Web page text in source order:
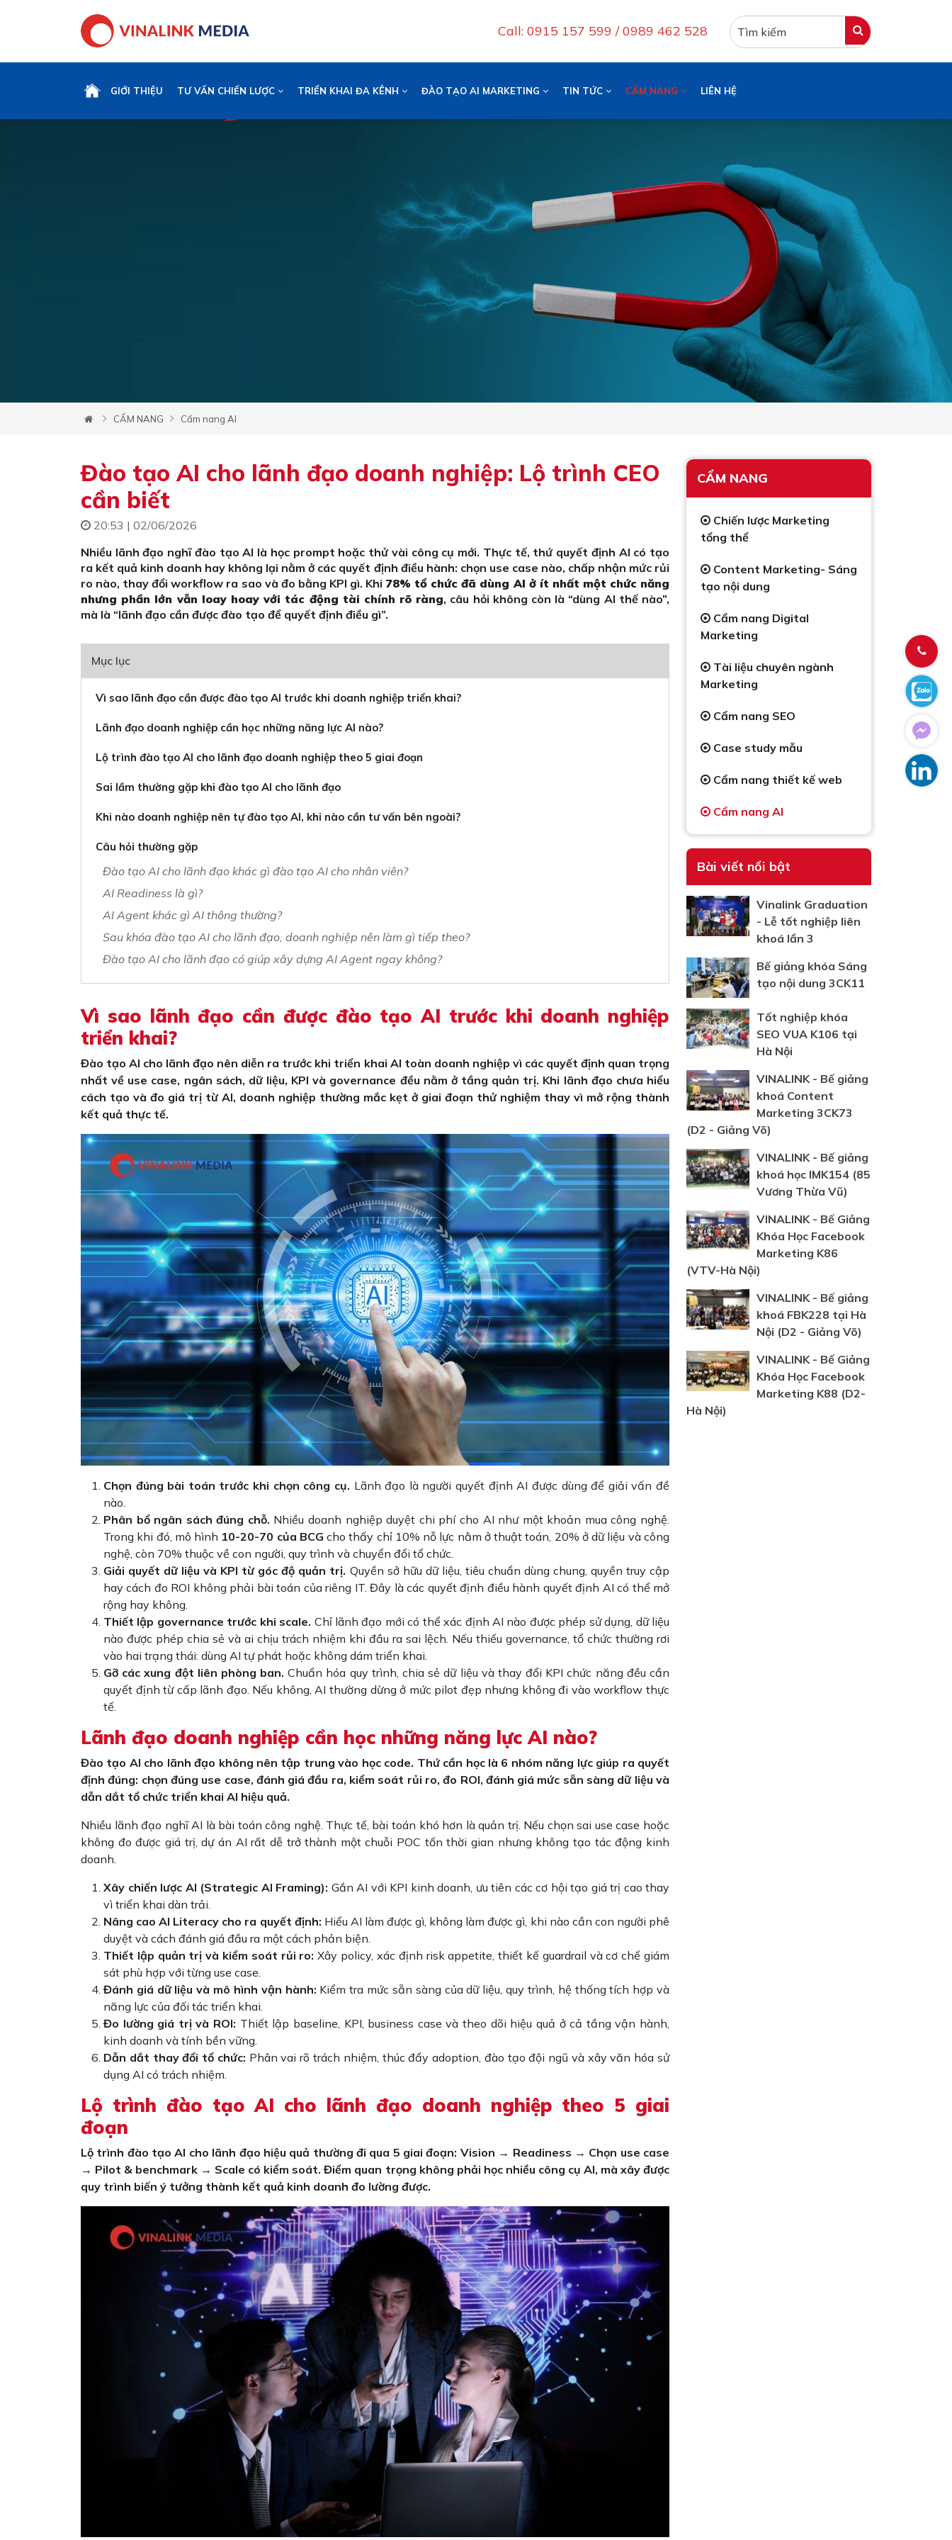
Call: 0915 157 599 / 0989 462 528
GIỚI THIỆU TƯ VẤN CHIẾN LƯỢC TRIỂN KHAI ĐA KÊNH ĐÀO TẠO AI MARKETING TIN TỨC CẨM NANG LIÊN HỆ
CẨM NANG Cẩm nang AI
Đào tạo AI cho lãnh đạo doanh nghiệp: Lộ trình CEO
cần biết
20:53 | 02/06/2026
Nhiều lãnh đạo nghĩ đào tạo AI là học prompt hoặc thử vài công cụ mới. Thực tế, thứ quyết định AI có tạo
ra kết quả kinh doanh hay không lại nằm ở các quyết định điều hành: chọn use case nào, chấp nhận mức rủi
ro nào, thay đổi workflow ra sao và đo bằng KPI gì. Khi 78% tổ chức đã dùng AI ở ít nhất một chức năng
nhưng phần lớn vẫn loay hoay với tác động tài chính rõ ràng, câu hỏi không còn là “dùng AI thế nào”,
mà là “lãnh đạo cần được đào tạo để quyết định điều gì”.
Mục lục
Vì sao lãnh đạo cần được đào tạo AI trước khi doanh nghiệp triển khai?
Lãnh đạo doanh nghiệp cần học những năng lực AI nào?
Lộ trình đào tạo AI cho lãnh đạo doanh nghiệp theo 5 giai đoạn
Sai lầm thường gặp khi đào tạo AI cho lãnh đạo
Khi nào doanh nghiệp nên tự đào tạo AI, khi nào cần tư vấn bên ngoài?
Câu hỏi thường gặp
Đào tạo AI cho lãnh đạo khác gì đào tạo AI cho nhân viên?
AI Readiness là gì?
AI Agent khác gì AI thông thường?
Sau khóa đào tạo AI cho lãnh đạo, doanh nghiệp nên làm gì tiếp theo?
Đào tạo AI cho lãnh đạo có giúp xây dựng AI Agent ngay không?
Vì sao lãnh đạo cần được đào tạo AI trước khi doanh nghiệp
triển khai?
Đào tạo AI cho lãnh đạo nên diễn ra trước khi triển khai AI toàn doanh nghiệp vì các quyết định quan trọng
nhất về use case, ngân sách, dữ liệu, KPI và governance đều nằm ở tầng quản trị. Khi lãnh đạo chưa hiểu
cách tạo và đo giá trị từ AI, doanh nghiệp thường mắc kẹt ở giai đoạn thử nghiệm thay vì mở rộng thành
kết quả thực tế.
Chọn đúng bài toán trước khi chọn công cụ. Lãnh đạo là người quyết định AI được dùng để giải vấn đề
nào.
Phân bổ ngân sách đúng chỗ. Nhiều doanh nghiệp duyệt chi phí cho AI như một khoản mua công nghệ.
Trong khi đó, mô hình 10-20-70 của BCG cho thấy chỉ 10% nỗ lực nằm ở thuật toán, 20% ở dữ liệu và công
nghệ, còn 70% thuộc về con người, quy trình và chuyển đổi tổ chức.
Giải quyết dữ liệu và KPI từ góc độ quản trị. Quyền sở hữu dữ liệu, tiêu chuẩn dùng chung, quyền truy cập
hay cách đo ROI không phải bài toán của riêng IT. Đây là các quyết định điều hành quyết định AI có thể mở
rộng hay không.
Thiết lập governance trước khi scale. Chỉ lãnh đạo mới có thể xác định AI nào được phép sử dụng, dữ liệu
nào được phép chia sẻ và ai chịu trách nhiệm khi đầu ra sai lệch. Nếu thiếu governance, tổ chức thường rơi
vào hai trạng thái: dùng AI tự phát hoặc không dám triển khai.
Gỡ các xung đột liên phòng ban. Chuẩn hóa quy trình, chia sẻ dữ liệu và thay đổi KPI chức năng đều cần
quyết định từ cấp lãnh đạo. Nếu không, AI thường dừng ở mức pilot đẹp nhưng không đi vào workflow thực
tế.
Lãnh đạo doanh nghiệp cần học những năng lực AI nào?
Đào tạo AI cho lãnh đạo không nên tập trung vào học code. Thứ cần học là 6 nhóm năng lực giúp ra quyết
định đúng: chọn đúng use case, đánh giá đầu ra, kiểm soát rủi ro, đo ROI, đánh giá mức sẵn sàng dữ liệu và
dẫn dắt tổ chức triển khai AI hiệu quả.
Nhiều lãnh đạo nghĩ AI là bài toán công nghệ. Thực tế, bài toán khó hơn là quản trị. Nếu chọn sai use case hoặc
không đo được giá trị, dự án AI rất dễ trở thành một chuỗi POC tốn thời gian nhưng không tạo tác động kinh
doanh.
Xây chiến lược AI (Strategic AI Framing): Gắn AI với KPI kinh doanh, ưu tiên các cơ hội tạo giá trị cao thay
vì triển khai dàn trải.
Nâng cao AI Literacy cho ra quyết định: Hiểu AI làm được gì, không làm được gì, khi nào cần con người phê
duyệt và cách đánh giá đầu ra một cách phản biện.
Thiết lập quản trị và kiểm soát rủi ro: Xây policy, xác định risk appetite, thiết kế guardrail và cơ chế giám
sát phù hợp với từng use case.
Đánh giá dữ liệu và mô hình vận hành: Kiểm tra mức sẵn sàng của dữ liệu, quy trình, hệ thống tích hợp và
năng lực của đối tác triển khai.
Đo lường giá trị và ROI: Thiết lập baseline, KPI, business case và theo dõi hiệu quả ở cả tầng vận hành,
kinh doanh và tính bền vững.
Dẫn dắt thay đổi tổ chức: Phân vai rõ trách nhiệm, thúc đẩy adoption, đào tạo đội ngũ và xây văn hóa sử
dụng AI có trách nhiệm.
Lộ trình đào tạo AI cho lãnh đạo doanh nghiệp theo 5 giai
đoạn
Lộ trình đào tạo AI cho lãnh đạo hiệu quả thường đi qua 5 giai đoạn: Vision → Readiness → Chọn use case
→ Pilot & benchmark → Scale có kiểm soát. Điểm quan trọng không phải học nhiều công cụ AI, mà xây được
quy trình biến ý tưởng thành kết quả kinh doanh đo lường được.
CẨM NANG
Chiến lược Marketing
tổng thể
Content Marketing- Sáng
tạo nội dung
Cẩm nang Digital
Marketing
Tài liệu chuyên ngành
Marketing
Cẩm nang SEO
Case study mẫu
Cẩm nang thiết kế web
Cẩm nang AI
Bài viết nổi bật
Vinalink Graduation
- Lễ tốt nghiệp liên
khoá lần 3
Bế giảng khóa Sáng
tạo nội dung 3CK11
Tốt nghiệp khóa
SEO VUA K106 tại
Hà Nội
VINALINK - Bế giảng
khoá Content
Marketing 3CK73
(D2 - Giảng Võ)
VINALINK - Bế giảng
khoá học IMK154 (85
Vương Thừa Vũ)
VINALINK - Bế Giảng
Khóa Học Facebook
Marketing K86
(VTV-Hà Nội)
VINALINK - Bế giảng
khoá FBK228 tại Hà
Nội (D2 - Giảng Võ)
VINALINK - Bế Giảng
Khóa Học Facebook
Marketing K88 (D2-
Hà Nội)